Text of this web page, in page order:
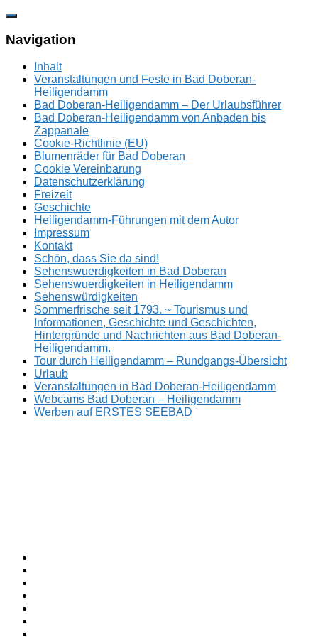
Zum
springen
Navigation
Inhalt
Veranstaltungen und Feste in Bad Doberan-
Heiligendamm
Bad Doberan-Heiligendamm – Der Urlaubsführer
Bad Doberan-Heiligendamm von Anbaden bis
Zappanale
Cookie-Richtlinie (EU)
Blumenräder für Bad Doberan
Cookie Vereinbarung
Datenschutzerklärung
Freizeit
Geschichte
Heiligendamm-Führungen mit dem Autor
Impressum
Kontakt
Schön, dass Sie da sind!
Sehenswuerdigkeiten in Bad Doberan
Sehenswuerdigkeiten in Heiligendamm
Sehenswürdigkeiten
Sommerfrische seit 1793. ~ Tourismus und
Informationen, Geschichte und Geschichten,
Hintergründe und Nachrichten aus Bad Doberan-
Heiligendamm.
Tour durch Heiligendamm – Rundgangs-Übersicht
Urlaub
Veranstaltungen in Bad Doberan-Heiligendamm
Webcams Bad Doberan – Heiligendamm
Werben auf ERSTES SEEBAD
ERSTES
SEEBAD
Sommerfrische
seit
1793.